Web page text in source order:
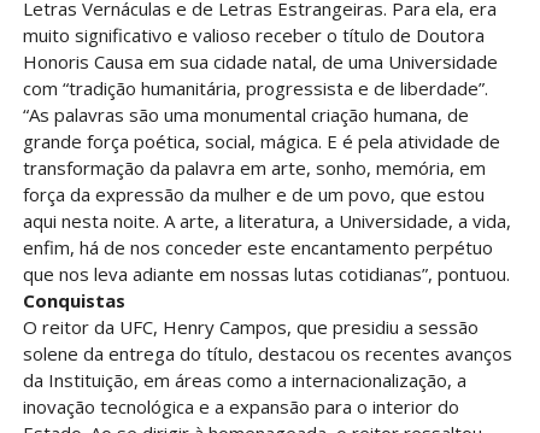
Letras Vernáculas e de Letras Estrangeiras. Para ela, era
muito significativo e valioso receber o título de Doutora
Honoris Causa em sua cidade natal, de uma Universidade
com “tradição humanitária, progressista e de liberdade”.
“As palavras são uma monumental criação humana, de
grande força poética, social, mágica. E é pela atividade de
transformação da palavra em arte, sonho, memória, em
força da expressão da mulher e de um povo, que estou
aqui nesta noite. A arte, a literatura, a Universidade, a vida,
enfim, há de nos conceder este encantamento perpétuo
que nos leva adiante em nossas lutas cotidianas”, pontuou.
Conquistas
O reitor da UFC, Henry Campos, que presidiu a sessão
solene da entrega do título, destacou os recentes avanços
da Instituição, em áreas como a internacionalização, a
inovação tecnológica e a expansão para o interior do